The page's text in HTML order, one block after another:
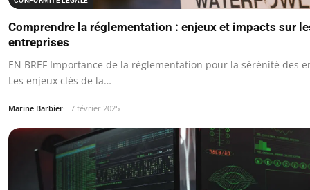
Comprendre la réglementation : enjeux et impacts sur
entreprises
EN BREF Importance de la réglementation pour la sérénité des
Les enjeux clés de la…
Marine Barbier 7 février 2025